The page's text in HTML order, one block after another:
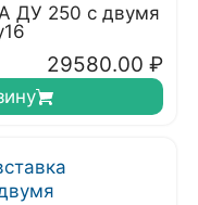
ДУ 250 с двумя
29580.00 ₽